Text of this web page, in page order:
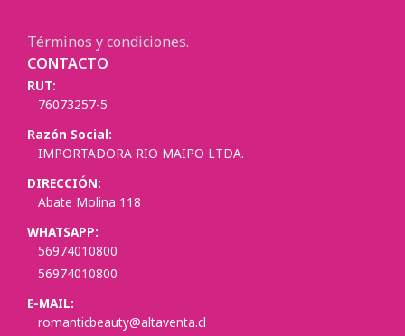
Términos y condiciones.
CONTACTO
RUT:
76073257-5
Razón Social:
IMPORTADORA RIO MAIPO LTDA.
DIRECCIÓN:
Abate Molina 118
WHATSAPP:
56974010800
56974010800
E-MAIL:
romanticbeauty@altaventa.cl